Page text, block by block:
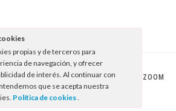
DE LO BUENO — DESIGNED BY WPZOOM
propias y de terceros para
de navegación, y ofrecer
de interés. Al continuar con
que se acepta nuestra
Política de cookies.